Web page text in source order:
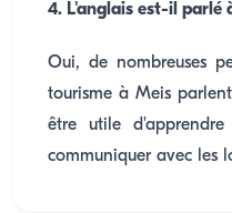
4. L'anglais est-il parlé
Oui, de nombreuses
tourisme à Meis
être utile
communiquer avec les